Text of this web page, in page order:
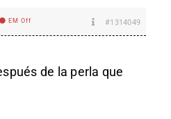
EM Off #1314049
de la perla que